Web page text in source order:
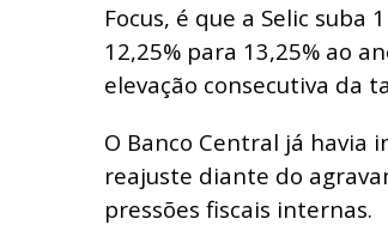
Focus, é que a Selic
12,25% para 13,25% ao
elevação consecutiva da
O Banco Central já havia
reajuste diante do
pressões fiscais internas.